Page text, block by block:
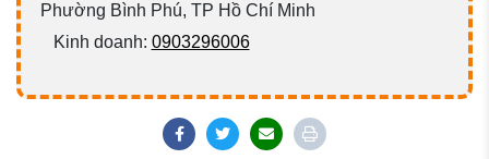
Phường Bình Phú, TP Hồ Chí Minh
Kinh doanh: 0903296006